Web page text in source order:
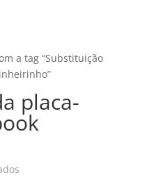
a tag “Substituição
placa-